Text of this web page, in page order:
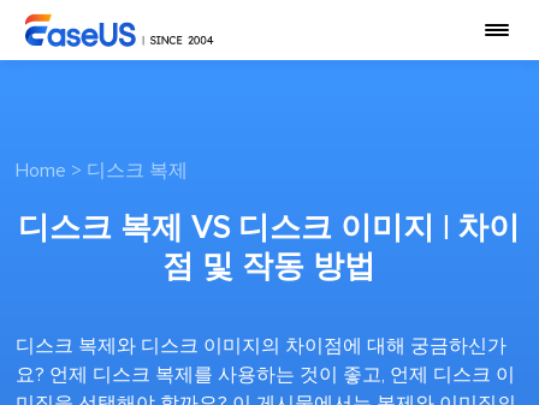
Home > 디스크 복제
디스크 복제 VS 디스크 이미지 | 차이
점 및 작동 방법
디스크 복제와 디스크 이미지의 차이점에 대해 궁금하신가
요? 언제 디스크 복제를 사용하는 것이 좋고, 언제 디스크 이